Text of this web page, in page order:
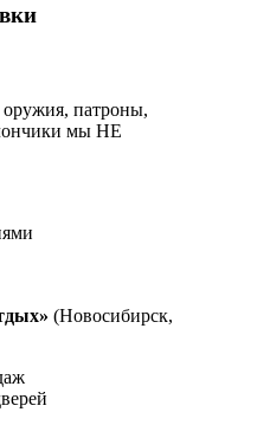
патроны,
мы НЕ
(Новосибирск,